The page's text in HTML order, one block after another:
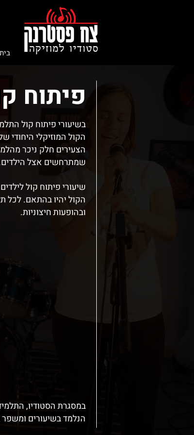
בית
פיתוח
בשיעורי פיתוח קול
הקול המוזיקלי היחודי
הצעירים חלק ניכר
שמתרחשים אצל
שיעורי פיתוח קול
הקול יהיו בהתאם. לכל
ובהופעות חיצוניות.
במסגרת הסטודיו,
הנלמד בשיעורים ומשפר